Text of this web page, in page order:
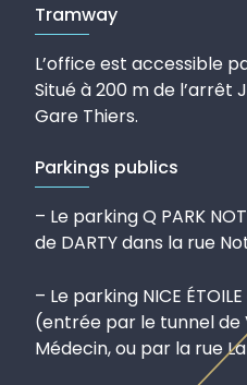
Tramway
L’office est accessible
Situé à 200 m de l’arrêt
Gare Thiers.
Parkings publics
– Le parking Q PARK
de DARTY dans la rue
– Le parking NICE
(entrée par le tunnel de
Médecin, ou par la rue